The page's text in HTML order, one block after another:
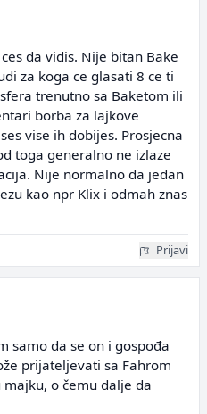
da vidis. Nije bitan Bake
za koga ce glasati 8 ce ti
trenutno sa Baketom ili
borba za lajkove
vise ih dobijes. Prosjecna
toga generalno ne izlaze
Nije normalno da jedan
kao npr Klix i odmah znas
Prijavi
samo da se on i gospođa
prijateljevati sa Fahrom
o čemu dalje da